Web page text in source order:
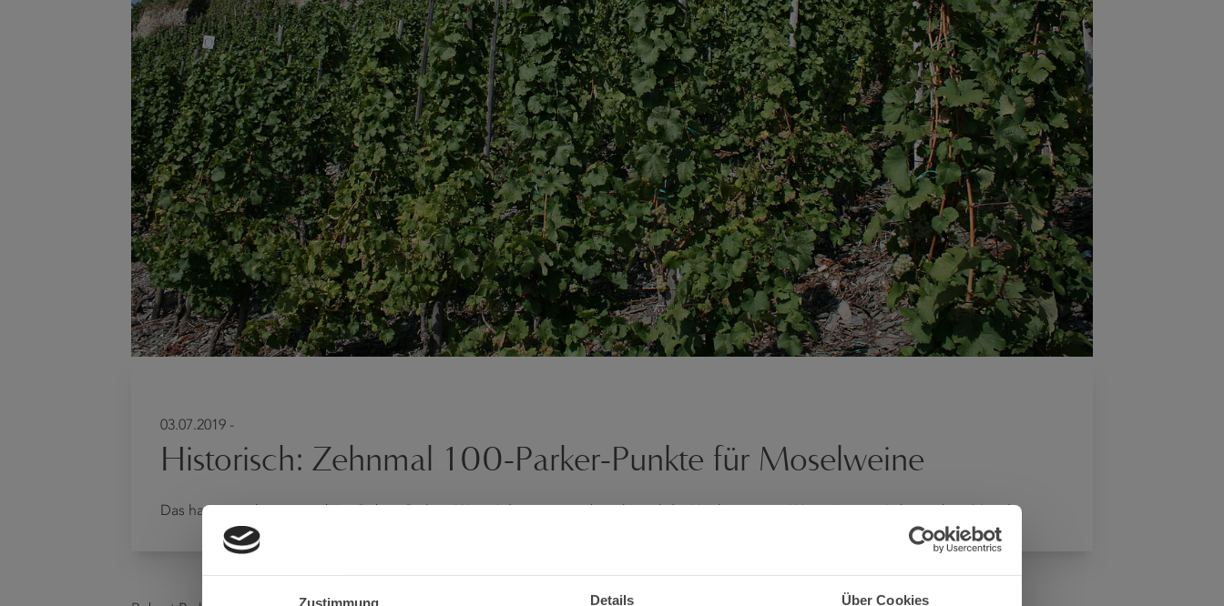
Zustimmung Details Über Cookies
03.07.2019 -
Historisch: Zehnmal 100-Parker-Punkte für Moselweine
Das hat es noch nie gegeben: Robert Parkers Wine Advocate vergibt zehnmal die Höchstnote an Weingüter im Anbaugebiet Mosel.